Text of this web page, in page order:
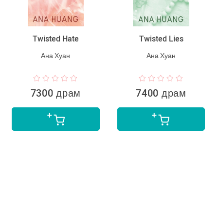
Twisted Hate
Ана Хуан
7300 драм
Twisted Lies
Ана Хуан
7400 драм